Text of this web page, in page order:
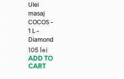
Ulei
masaj
COCOS –
1 L –
Diamond
105 lei
ADD TO
CART